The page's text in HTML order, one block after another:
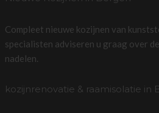
Compleet nieuwe kozijnen van
specialisten adviseren u graag over
nadelen.
kozijnrenovatie & raamisolatie in